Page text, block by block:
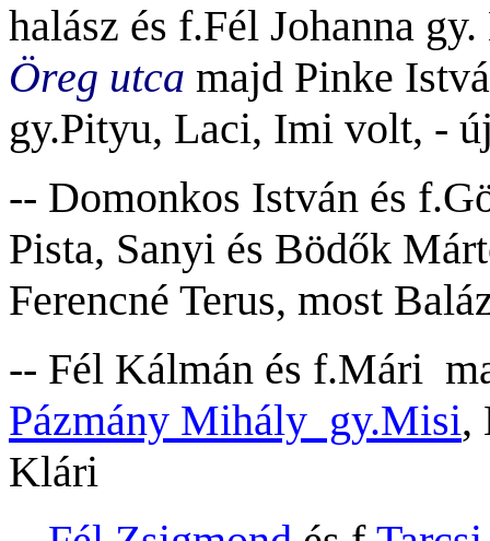
halász és f.Fél Johanna
Öreg utca majd Pinke Istv
gy.Pityu, Laci, Imi volt, -
-- Domonkos István és
Pista, Sanyi és Bödők
Ferencné Terus, most
-- Fél Kálmán és f.Mári
Pázmány Mihály gy.Misi,
Klári